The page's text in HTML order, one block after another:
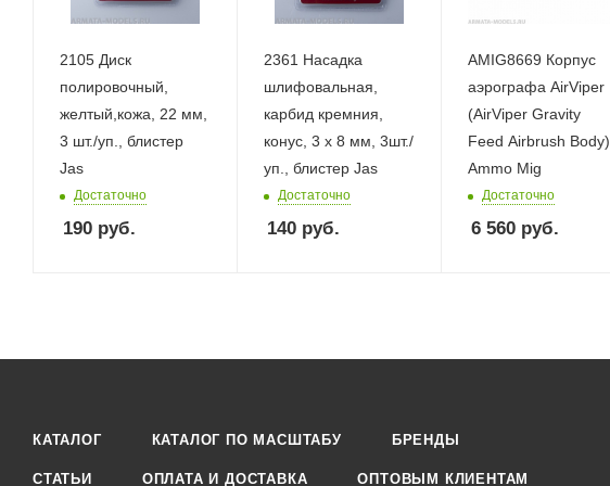
2105 Диск
полировочный,
желтый,кожа, 22 мм,
3 шт./уп., блистер
Jas
Достаточно
190 руб.
2361 Насадка
шлифовальная,
карбид кремния,
конус, 3 х 8 мм, 3шт./
уп., блистер Jas
Достаточно
140руб.
AMIG8669 Корпус
аэрографа AirViper
(AirViper Gravity
Feed Airbrush Body)
Ammo Mig
Достаточно
6 560руб.
КАТАЛОГ КАТАЛОГ ПО МАСШТАБУ БРЕНДЫ
СТАТЬИ ОПЛАТА И ДОСТАВКА ОПТОВЫМ КЛИЕНТАМ